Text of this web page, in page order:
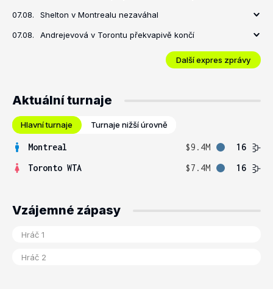
07.08. Shelton v Montrealu nezaváhal
07.08. Andrejevová v Torontu překvapivě končí
Další expres zprávy
Aktuální turnaje
Hlavní turnaje Turnaje nižší úrovně
Montreal $9.4M
16
Toronto WTA
$7.4M 16
Vzájemné zápasy